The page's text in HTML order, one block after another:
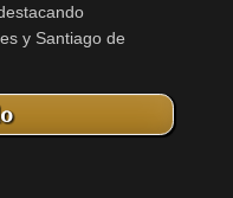
y Santiago de